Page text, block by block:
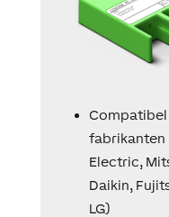
fabrikanten
Electric,
Daikin,
LG)